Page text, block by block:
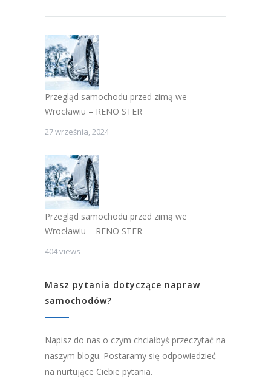
Przegląd samochodu przed zimą we
Wrocławiu – RENO STER
27 września, 2024
Przegląd samochodu przed zimą we
Wrocławiu – RENO STER
404 views
Masz pytania dotyczące napraw
samochodów?
Napisz do nas o czym chciałbyś przeczytać na
naszym blogu. Postaramy się odpowiedzieć
na nurtujące Ciebie pytania.